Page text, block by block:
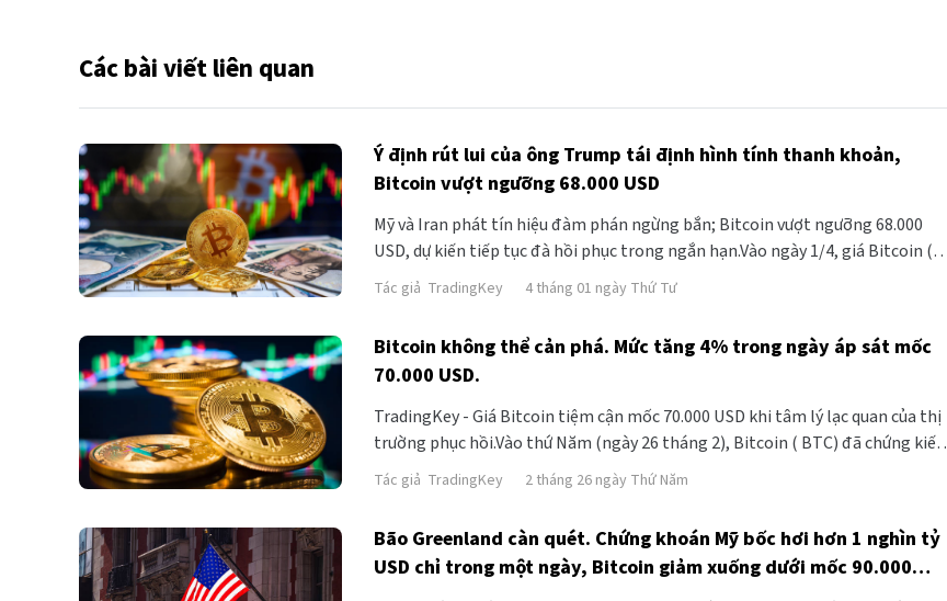
Các bài viết liên quan
Ý định rút lui của ông Trump tái định hình tính thanh khoản,
Bitcoin vượt ngưỡng 68.000 USD
Mỹ và Iran phát tín hiệu đàm phán ngừng bắn; Bitcoin vượt ngưỡng 68.000
USD, dự kiến tiếp tục đà hồi phục trong ngắn hạn.Vào ngày 1/4, giá Bitcoin (
BTC) tiếp tục đà hồi phục, tăng mạnh đ
Tác giả TradingKey 4 tháng 01 ngày Thứ Tư
Bitcoin không thể cản phá. Mức tăng 4% trong ngày áp sát mốc
70.000 USD.
TradingKey - Giá Bitcoin tiệm cận mốc 70.000 USD khi tâm lý lạc quan của thị
trường phục hồi.Vào thứ Năm (ngày 26 tháng 2), Bitcoin ( BTC) đã chứng kiến
một đợt tăng giá mạnh hiếm hoi gần đây, nhảy vọ
Tác giả TradingKey 2 tháng 26 ngày Thứ Năm
Bão Greenland càn quét. Chứng khoán Mỹ bốc hơi hơn 1 nghìn tỷ
USD chỉ trong một ngày, Bitcoin giảm xuống dưới mốc 90.000